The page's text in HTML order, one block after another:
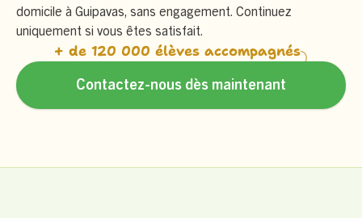
domicile à Guipavas, sans engagement. Continuez
uniquement si vous êtes satisfait.
+ de 120 000 élèves accompagnés
Contactez-nous dès maintenant